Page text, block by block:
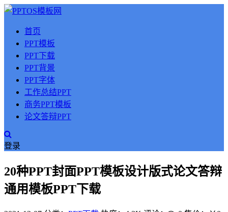
首页
PPT模板
PPT下载
PPT背景
PPT字体
工作总结PPT
商务PPT模板
论文答辩PPT
登录
20种PPT封面PPT模板设计版式论文答辩
通用模板PPT下载